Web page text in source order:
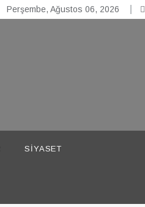
Perşembe, Ağustos 06, 2026
SIYASET